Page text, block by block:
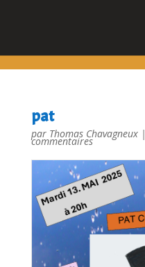
pat
par Thomas Chavagneux|
commentaires